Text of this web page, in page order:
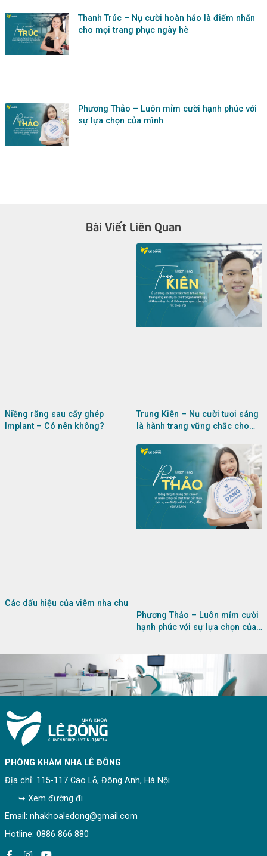
Thanh Trúc – Nụ cười hoàn hảo là điểm nhấn
cho mọi trang phục ngày hè
Phương Thảo – Luôn mỉm cười hạnh phúc với
sự lựa chọn của mình
Bài Viết Liên Quan
Niềng răng sau cấy ghép
Implant – Có nên không?
Trung Kiên – Nụ cười tươi sáng
là hành trang vững chắc cho
Các dấu hiệu của viêm nha chu
Phương Thảo – Luôn mỉm cười
hạnh phúc với sự lựa chọn của
PHÒNG KHÁM NHA LÊ ĐÔNG
Địa chỉ: 115-117 Cao Lỗ, Đông Anh, Hà Nội
➥ Xem đường đi
Email: nhakhoaledong@gmail.com
Hotline: 0886 866 880